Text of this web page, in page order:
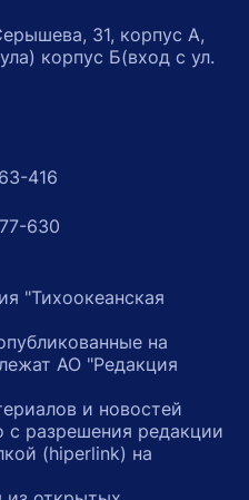
31, корпус А,
корпус Б(вход с ул.
416
630
"Тихоокеанская
на
АО "Редакция
и новостей
с разрешения редакции
(hiperlink) на